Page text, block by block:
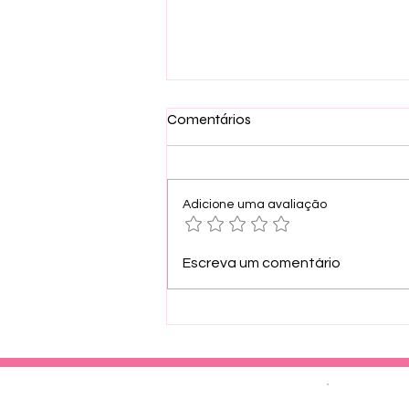
NOTÍCIA: 🎆 Ceia de Ano
Comentários
Adicione uma avaliação
Escreva um comentário